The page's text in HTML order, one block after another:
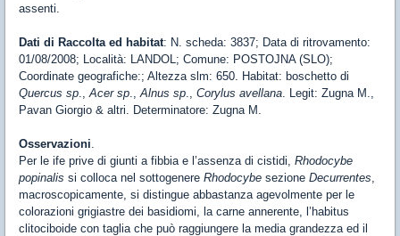
assenti.
Dati di Raccolta ed habitat: N. scheda: 3837; Data di ritrovamento:
01/08/2008; Località: LANDOL; Comune: POSTOJNA (SLO);
Coordinate geografiche:; Altezza slm: 650. Habitat: boschetto di
Quercus sp.,Acer sp.,Alnus sp., Corylus avellana. Legit: Zugna M.,
Pavan Giorgio & altri. Determinatore: Zugna M.
Osservazioni.
Per le ife prive di giunti a fibbia e l’assenza di cistidi, Rhodocybe
popinalis si colloca nel sottogenere Rhodocybe sezione Decurrentes,
macroscopicamente, si distingue abbastanza agevolmente per le
colorazioni grigiastre dei basidiomi, la carne annerente, l’habitus
clitociboide con taglia che può raggiungere la media grandezza ed il